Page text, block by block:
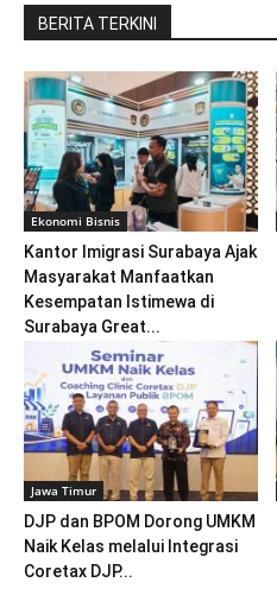
BERITA TERKINI
Ekonomi Bisnis
Kantor Imigrasi Surabaya Ajak
Masyarakat Manfaatkan
Kesempatan Istimewa di
Surabaya Great...
Jawa Timur
DJP dan BPOM Dorong UMKM
Naik Kelas melalui Integrasi
Coretax DJP...